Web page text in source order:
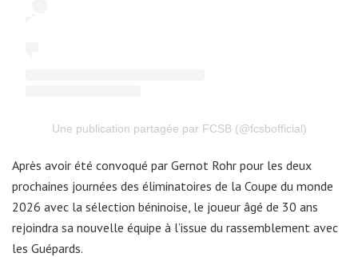
Une publication partagée par FCSB (@fcsbofficial)
Après avoir été convoqué par Gernot Rohr pour les deux
prochaines journées des éliminatoires de la Coupe du monde
2026 avec la sélection béninoise, le joueur âgé de 30 ans
rejoindra sa nouvelle équipe à l’issue du rassemblement avec
les Guépards.